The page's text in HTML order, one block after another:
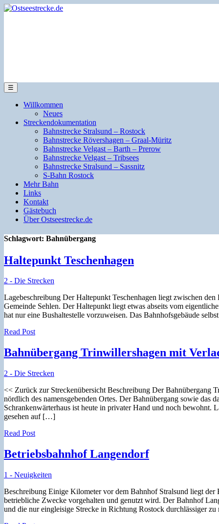
☰
Willkommen
Neues
Streckendokumentation
Bahnstrecke Stralsund – Rostock
Bahnstrecke Rövershagen – Graal-Müritz
Bahnstrecke Velgast – Barth – Prerow
Bahnstrecke Velgast – Tribsees
Bahnstrecke Stralsund – Sassnitz
S-Bahn Rostock
Mehr Bahn
Links
Kontakt
Gästebuch
Über Ostseestrecke.de
Schlagwort: Bahnübergang
Haltepunkt Teschenhagen
2 - Die Strecken
Lagebeschreibung Der Haltepunkt Teschenhagen liegt zwischen
Gemeinde Sehlen. Der Haltepunkt liegt etwas abseits vom
hat nur eine Bushaltestelle vorzuweisen. Das Bahnhofsgebäude
Read Post
Bahnübergang Trinwillershagen mit
2 - Die Strecken
<< Zurück zur Streckenübersicht Beschreibung Der Bahnübergang
nördlich des namensgebenden Ortes. Der Bahnübergang sowie das
Schrankenwärterhaus ist heute in privater Hand und noch bewohnt.
gesehen auf […]
Read Post
Betriebsbahnhof Langendorf
1 - Neuigkeiten
Beschreibung Einige Kilometer vor dem Bahnhof Stralsund liegt
betriebliche Zwecke vorgehalten und genutzt wird. Der Bahnhof
und die nur eingleisige Strecke in Richtung Rostock durchlässiger